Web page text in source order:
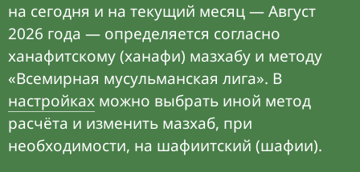
на сегодня и на текущий месяц — Август
2026 года — определяется согласно
ханафитскому (ханафи) мазхабу и методу
«Всемирная мусульманская лига». В
настройках можно выбрать иной метод
расчёта и изменить мазхаб, при
необходимости, на шафиитский (шафии).